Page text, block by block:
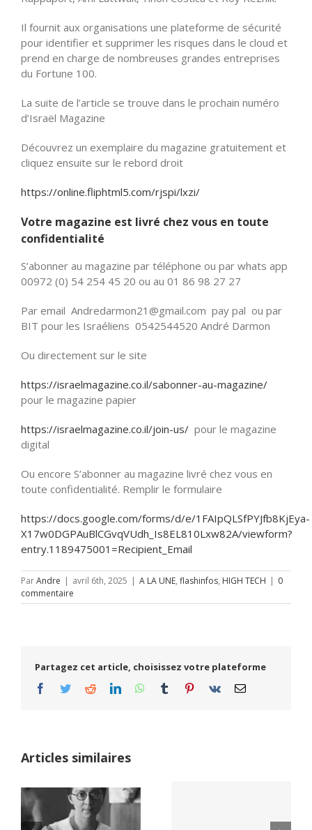
Il fournit aux organisations une plateforme de sécurité
pour identifier et supprimer les risques dans le cloud et
prend en charge de nombreuses grandes entreprises
du Fortune 100.
La suite de l’article se trouve dans le prochain numéro
d’Israël Magazine
Découvrez un exemplaire du magazine gratuitement et
cliquez ensuite sur le rebord droit
https://online.fliphtml5.com/rjspi/lxzi/
Votre magazine est livré chez vous en toute
confidentialité
S’abonner au magazine par téléphone ou par whats app
00972 (0) 54 254 45 20 ou au 01 86 98 27 27
Par email Andredarmon21@gmail.com pay pal ou par
BIT pour les Israéliens 0542544520 André Darmon
Ou directement sur le site
https://israelmagazine.co.il/sabonner-au-magazine/
pour le magazine papier
https://israelmagazine.co.il/join-us/ pour le magazine
digital
Ou encore S’abonner au magazine livré chez vous en
toute confidentialité. Remplir le formulaire
https://docs.google.com/forms/d/e/1FAIpQLSfPYJfb8KjEya-
X17w0DGPAuBlCGvqVUdh_Is8EL810Lxw82A/viewform?
entry.1189475001=Recipient_Email
ParAndre | avril 6th, 2025 | A LA UNE, flashinfos, HIGH TECH | 0
commentaire
Partagez cet article, choisissez votre plateforme
Facebook
TwitterRedditLinkedInWhatsApp
Tumblr Pinterest
Vk Email
Articles similaires